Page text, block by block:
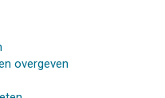
overgeven